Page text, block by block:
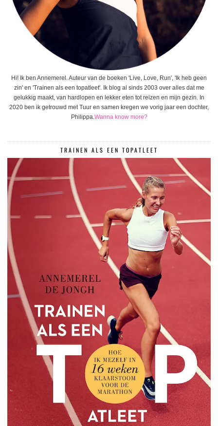
Hi! Ik ben Annemerel. Auteur van de boeken 'Live, Love, Run', 'Ik heb geen
zin' en 'Trainen als een topatleet'. Ik blog al sinds 2003 over alles dat me
gelukkig maakt, van hardlopen en lekker eten tot reizen en mijn gezin. In
2020 ben ik getrouwd met Tuur en samen kregen we vorig jaar een dochter,
Philippa.Wanna know more?
TRAINEN ALS EEN TOPATLEET